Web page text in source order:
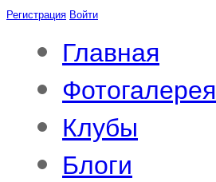
Регистрация Войти
Главная
Фотогалерея
Клубы
Блоги